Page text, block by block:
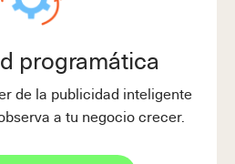
programática
de la publicidad inteligente
a tu negocio crecer.